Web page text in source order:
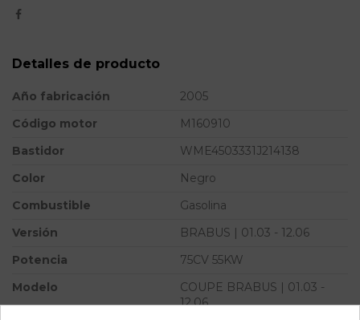
Detalles de producto
Año fabricación
2005
Código motor
M160910
Bastidor
WME4503331J214138
Color
Negro
Combustible
Gasolina
Versión
BRABUS | 01.03 - 12.06
Potencia
75CV 55KW
Modelo
COUPE BRABUS | 01.03 -
12.06